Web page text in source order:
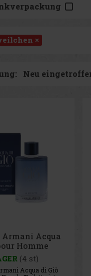
×
Armani Acqua
Homme
EdT 100 ml
(4 st)
Acqua di Giò